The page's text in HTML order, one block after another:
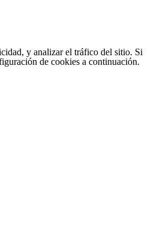
y analizar el tráfico del sitio. Si
de cookies a continuación.